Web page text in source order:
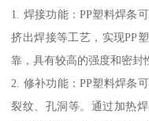
1. 焊接功能：PP塑料焊条
挤出焊接等工艺，实现PP
靠，具有较高的强度和密封
2. 修补功能：PP塑料焊条
裂纹、孔洞等。通过加热